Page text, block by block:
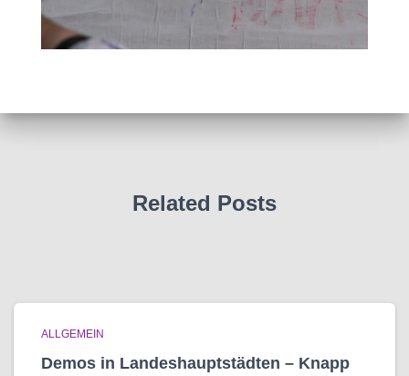
Related Posts
ALLGEMEIN
Demos in Landeshauptstädten – Knapp